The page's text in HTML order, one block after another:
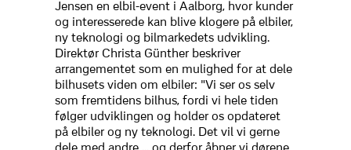
Jensen en elbil-event i Aalborg, hvor kunder
og interesserede kan blive klogere på elbiler,
ny teknologi og bilmarkedets udvikling.
Direktør Christa Günther beskriver
arrangementet som en mulighed for at dele
bilhusets viden om elbiler: "Vi ser os selv
som fremtidens bilhus, fordi vi hele tiden
følger udviklingen og holder os opdateret
på elbiler og ny teknologi. Det vil vi gerne